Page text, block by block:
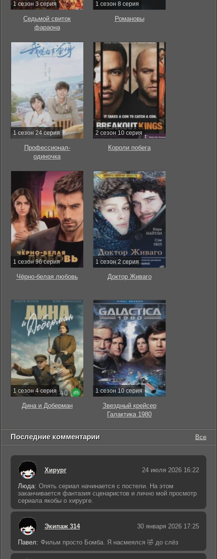
1 сезон 3 серия
Седьмой свиток
фараона
1 сезон 8 серия
Романовы
1 сезон 24 серия
Профессионал-
одиночка
2 сезон 10 серия
Короли побега
1 сезон 96 серия
Чёрно-белая любовь
1 сезон 2 серия
Доктор Живаго
1 сезон 4 серия
Дина и Доберман
1 сезон 10 серия
Звездный крейсер
Галактика 1980
Последние комментарии Все
Хирург 24 июля 2026 16:22
Люда: Опять сериал начинается с постели. На этом
заканчивается фантазия сценаристов и лично мой просмотр
сериала якобы о хирурге.
Экипаж 314 30 января 2026 17:25
Павел: Фильм просто Бомба. Я насмеялся 🤣 до слёз